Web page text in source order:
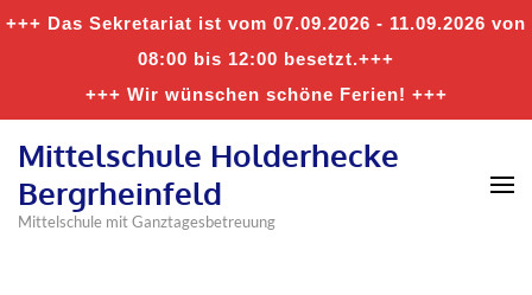
+++ Das Sekretariat ist vom 07.09.2026 - 11.09.2026 von
08:00 bis 12:00 besetzt.+++
+++ Wir wünschen schöne Ferien! +++
Mittelschule Holderhecke
Bergrheinfeld
Mittelschule mit Ganztagesbetreuung